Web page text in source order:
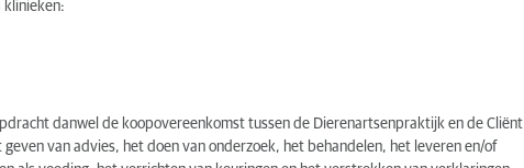
klinieken:
danwel de koopovereenkomst tussen de Dierenartsenpraktijk en de Cliënt
van advies, het doen van onderzoek, het behandelen, het leveren en/of